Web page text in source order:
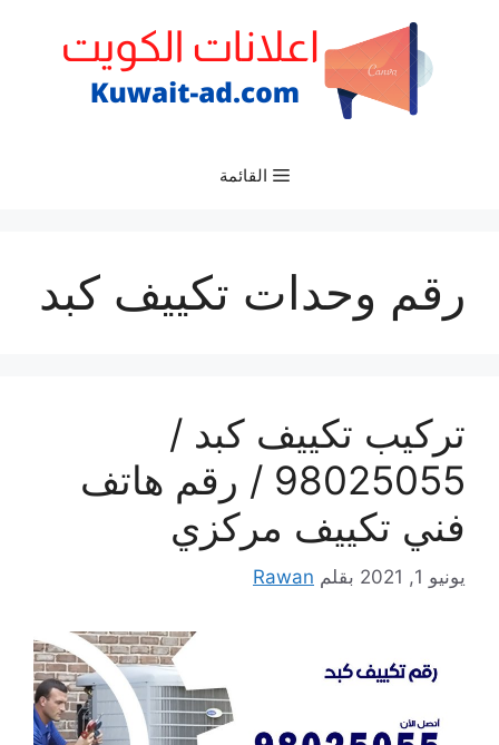
القائمة
رقم وحدات تكييف كبد
تركيب تكييف كبد /
98025055 / رقم هاتف
فني تكييف مركزي
يونيو 1, 2021 بقلم Rawan